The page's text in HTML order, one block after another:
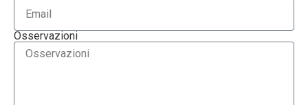
Osservazioni